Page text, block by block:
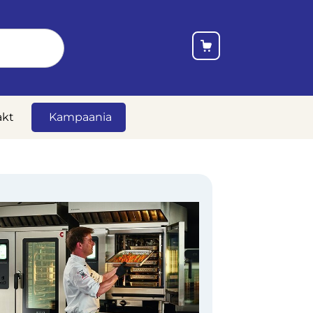
Kampaania